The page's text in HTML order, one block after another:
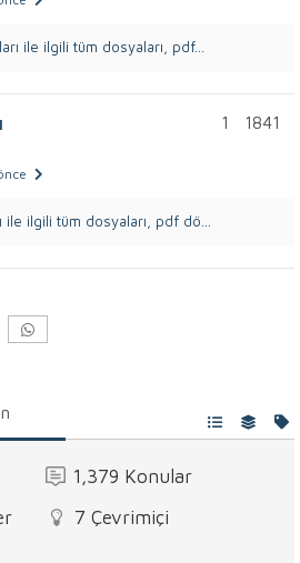
ile ilgili tüm dosyaları, pdf...
1841
1
ile ilgili tüm dosyaları, pdf dö...
1,379 Konular
7 Çevrimiçi